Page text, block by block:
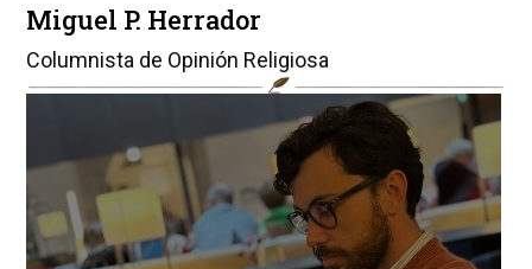
Miguel P. Herrador
Columnista de Opinión Religiosa